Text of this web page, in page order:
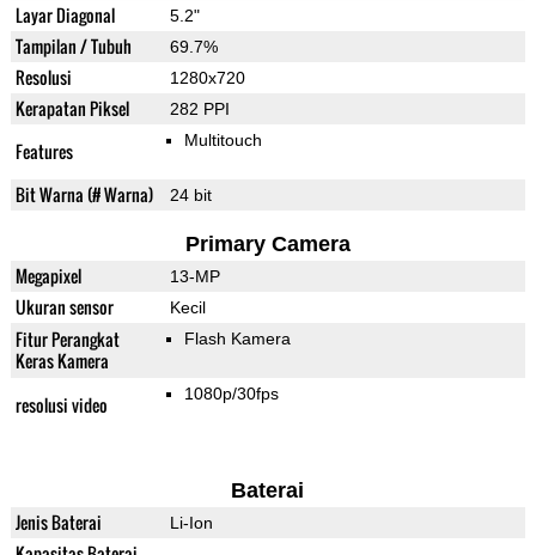
Layar Diagonal 5.2"
Tampilan / Tubuh 69.7%
Resolusi 1280x720
Kerapatan Piksel 282 PPI
Features Multitouch
Bit Warna (# Warna) 24 bit
Primary Camera
Megapixel 13-MP
Ukuran sensor Kecil
Fitur Perangkat
Keras Kamera
Flash Kamera
resolusi video 1080p/30fps
Baterai
Jenis Baterai Li-Ion